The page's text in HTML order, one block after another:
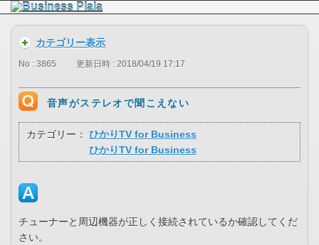
カテゴリー表示
No : 3865 更新日時 : 2018/04/19 17:17
音声がステレオで聞こえない
カテゴリー：
ひかりTV for Business
ひかりTV for Business
チューナーと周辺機器が正しく接続されているか確認してくだ
さい。